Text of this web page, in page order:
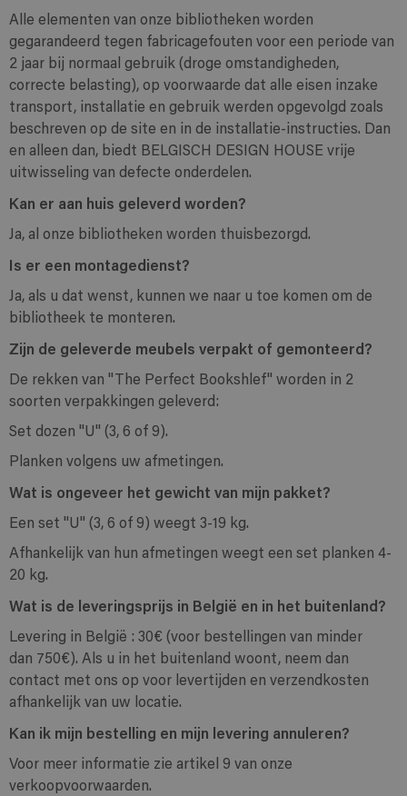
Alle elementen van onze bibliotheken worden
gegarandeerd tegen fabricagefouten voor een periode van
2 jaar bij normaal gebruik (droge omstandigheden,
correcte belasting), op voorwaarde dat alle eisen inzake
transport, installatie en gebruik werden opgevolgd zoals
beschreven op de site en in de installatie-instructies. Dan
en alleen dan, biedt BELGISCH DESIGN HOUSE vrije
uitwisseling van defecte onderdelen.
Kan er aan huis geleverd worden?
Ja, al onze bibliotheken worden thuisbezorgd.
Is er een montagedienst?
Ja, als u dat wenst, kunnen we naar u toe komen om de
bibliotheek te monteren.
Zijn de geleverde meubels verpakt of gemonteerd?
De rekken van "The Perfect Bookshlef" worden in 2
soorten verpakkingen geleverd:
Set dozen "U" (3, 6 of 9).
Planken volgens uw afmetingen.
Wat is ongeveer het gewicht van mijn pakket?
Een set "U" (3, 6 of 9) weegt 3-19 kg.
Afhankelijk van hun afmetingen weegt een set planken 4-
20 kg.
Wat is de leveringsprijs in België en in het buitenland?
Levering in België : 30€ (voor bestellingen van minder
dan 750€). Als u in het buitenland woont, neem dan
contact met ons op voor levertijden en verzendkosten
afhankelijk van uw locatie.
Kan ik mijn bestelling en mijn levering annuleren?
Voor meer informatie zie artikel 9 van onze
verkoopvoorwaarden.